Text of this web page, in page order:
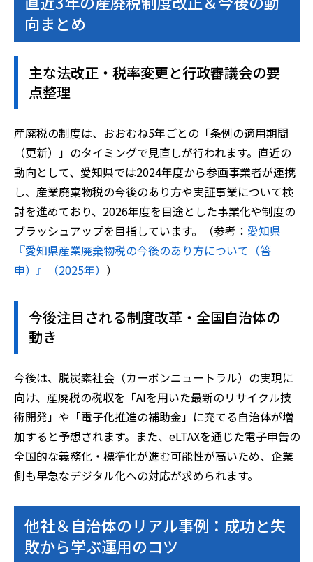
向まとめ
主な法改正・税率変更と行政審議会の要
点整理
産廃税の制度は、おおむね5年ごとの「条例の適用期間
（更新）」のタイミングで見直しが行われます。直近の
動向として、愛知県では2024年度から参画事業者が連携
し、産業廃棄物税の今後のあり方や実証事業について検
討を進めており、2026年度を目途とした事業化や制度の
ブラッシュアップを目指しています。（参考： 愛知県
『愛知県産業廃棄物税の今後のあり方について（答
申）』（2025年） ）
今後注目される制度改革・全国自治体の
動き
今後は、脱炭素社会（カーボンニュートラル）の実現に
向け、産廃税の税収を「AIを用いた最新のリサイクル技
術開発」や「電子化推進の補助金」に充てる自治体が増
加すると予想されます。また、eLTAXを通じた電子申告の
全国的な義務化・標準化が進む可能性が高いため、企業
側も早急なデジタル化への対応が求められます。
他社＆自治体のリアル事例：成功と失
敗から学ぶ運用のコツ